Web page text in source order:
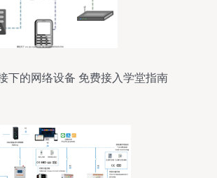
下的网络设备 免费接入学堂指南